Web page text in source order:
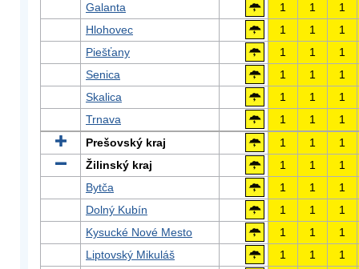
Galanta
1 1
1
Hlohovec
1 1
1
Piešťany
1 1
1
Senica
1 1
1
Skalica
1 1
1
Trnava
1 1
1
Prešovský kraj
1 1
1
Žilinský kraj
1 1
1
Bytča
1 1
1
Dolný Kubín
1 1
1
Kysucké Nové Mesto
1 1
1
Liptovský Mikuláš
1 1
1